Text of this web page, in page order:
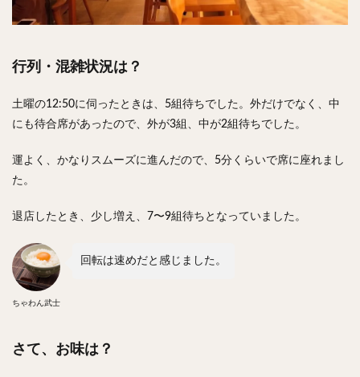
行列・混雑状況は？
土曜の12:50に伺ったときは、5組待ちでした。外だけでなく、中
にも待合席があったので、外が3組、中が2組待ちでした。
運よく、かなりスムーズに進んだので、5分くらいで席に座れまし
た。
退店したとき、少し増え、7〜9組待ちとなっていました。
ちゃわん武士
回転は速めだと感じました。
さて、お味は？